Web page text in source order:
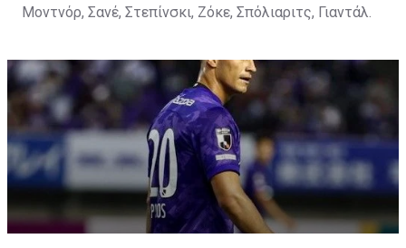
Μοντνόρ, Σανέ, Στεπίνσκι, Ζόκε, Σπόλιαριτς, Γιαντάλ.